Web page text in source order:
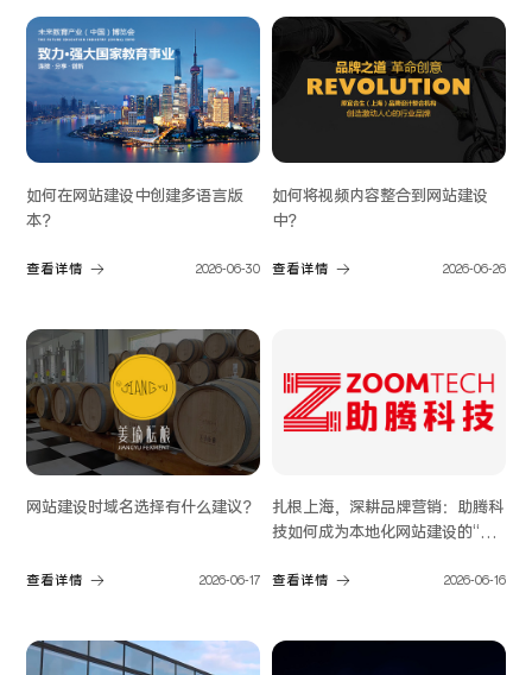
如何在网站建设中创建多语言版
本？
查看详情 2026-06-30
如何将视频内容整合到网站建设
中？
查看详情 2026-06-26
网站建设时域名选择有什么建议？
查看详情 2026-06-17
扎根上海，深耕品牌营销：助腾科
技如何成为本地化网站建设的“优
查看详情 2026-06-16